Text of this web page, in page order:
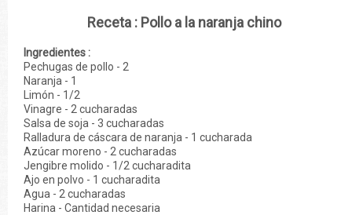
Receta : Pollo a la naranja chino
Ingredientes :
Pechugas de pollo - 2
Naranja - 1
Limón - 1/2
Vinagre - 2 cucharadas
Salsa de soja - 3 cucharadas
Ralladura de cáscara de naranja - 1 cucharada
Azúcar moreno - 2 cucharadas
Jengibre molido - 1/2 cucharadita
Ajo en polvo - 1 cucharadita
Agua - 2 cucharadas
Harina - Cantidad necesaria